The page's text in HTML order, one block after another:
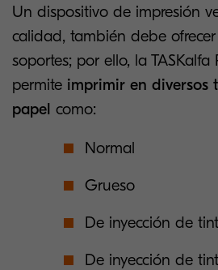
Un dispositivo de impresión
calidad, también debe
soportes; por ello, la TASKalfa
permite imprimir en diversos
papel como:
Normal
Grueso
De inyección de
De inyección de